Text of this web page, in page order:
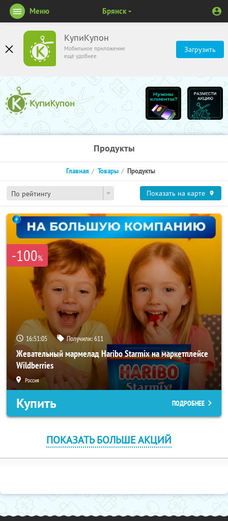
КупиКупон
Мобильное приложение
ещё удобнее
Загрузить
Меню Брянск
Продукты
По рейтингу
Главная Товары Продукты
Показать на карте
-100%
16:51:05 Получили:611
Жевательный мармелад Haribo Starmix на маркетплейсе
Wildberries
Россия
Купить ПОДРОБНЕЕ
ПОКАЗАТЬ БОЛЬШЕ АКЦИЙ